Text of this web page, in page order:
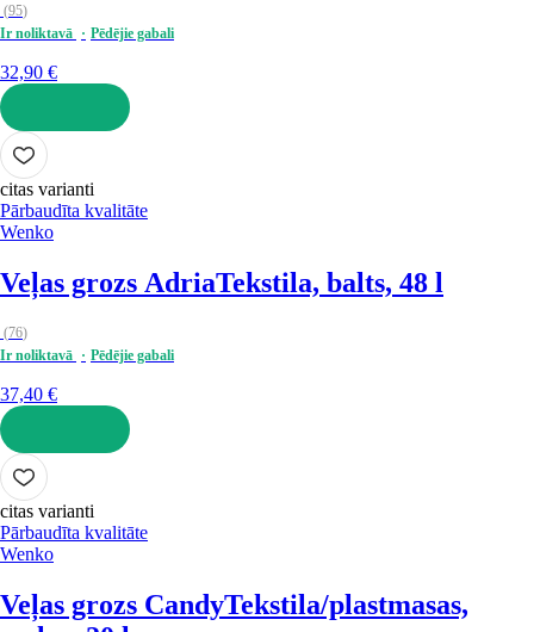
(95)
Ir noliktavā
Pēdējie gabali
32,90 €
LIKT GROZĀ
citas varianti
Pārbaudīta kvalitāte
Wenko
Veļas grozs AdriaTekstila, balts, 48 l
(76)
Ir noliktavā
Pēdējie gabali
37,40 €
LIKT GROZĀ
citas varianti
Pārbaudīta kvalitāte
Wenko
Veļas grozs CandyTekstila/plastmasas,